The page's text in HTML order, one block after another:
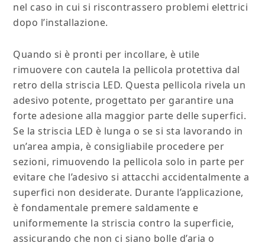
nel caso in cui si riscontrassero problemi elettrici
dopo l’installazione.
Quando si è pronti per incollare, è utile
rimuovere con cautela la pellicola protettiva dal
retro della striscia LED. Questa pellicola rivela un
adesivo potente, progettato per garantire una
forte adesione alla maggior parte delle superfici.
Se la striscia LED è lunga o se si sta lavorando in
un’area ampia, è consigliabile procedere per
sezioni, rimuovendo la pellicola solo in parte per
evitare che l’adesivo si attacchi accidentalmente a
superfici non desiderate. Durante l’applicazione,
è fondamentale premere saldamente e
uniformemente la striscia contro la superficie,
assicurando che non ci siano bolle d’aria o